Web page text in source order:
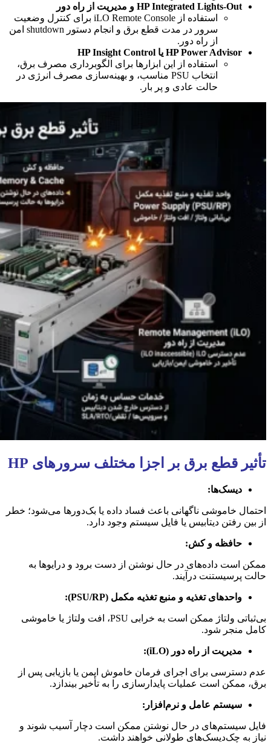
HP Integrated Lights-Out و مدیریت از راه دور
استفاده از iLO Remote Console برای کنترل وضعیت
سرور در مدت قطع برق و انجام دستور shutdown امن
از راه دور.
HP Power Advisor یا HP Insight Control
استفاده از این ابزارها برای الگوبرداری مصرف برق،
انتخاب PSU مناسب، و بهینه‌سازی مصرف انرژی در
حالت عادی و پر بار.
تأثیر قطع برق بر اجزا مختلف سرورهای HP
دیسک‌ها:
احتمال خاموشی ناگهانی باعث فساد داده یا بک‌دورها می‌شود؛ خطر
از بین رفتن دیتابیس یا فایل سیستم وجود دارد.
حافظه و کش:
ممکن است داده‌های در حال نوشتن از دست برود و درایوها به
حالت پرسیستنت درآیند.
واحدهای تغذیه و منبع تغذیه مکمل (PSU/RP):
بی‌ثباتی ولتاژ ممکن است به خرابی PSU، افت ولتاژ یا خاموشی
کامل منجر شود.
مدیریت از راه دور (iLO):
عدم دسترسی برای اجرای فرمان خاموش ایمن یا بازیابی پس از
برق، ممکن است عملیات پایدارسازی را به تأخیر بیندازد.
سیستم عامل و نرم‌افزار:
فایل سیستم‌های در حال نوشتن ممکن است دچار آسیب شوند و
نیاز به چک‌دیسک‌های طولانی خواهند داشت.